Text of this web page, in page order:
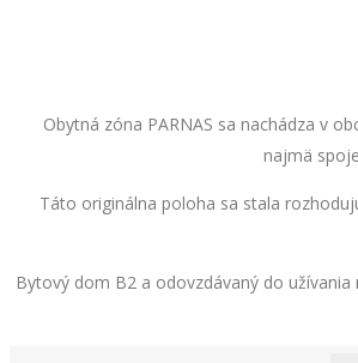
Obytná zóna PARNAS sa nachádza v
najmä
Táto originálna poloha sa stala
Bytový dom B2 a odovzdávaný do